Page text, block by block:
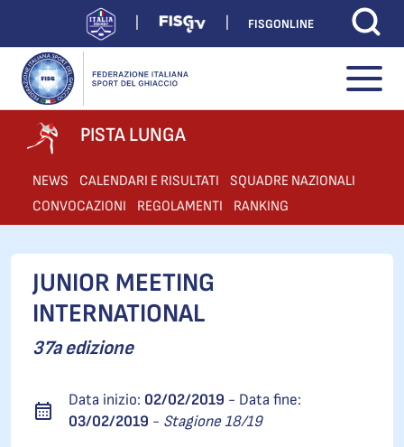
FISGONLINE
PISTA LUNGA
NEWS CALENDARI E RISULTATI
SQUADRE NAZIONALI
CONVOCAZIONI
REGOLAMENTI RANKING
JUNIOR MEETING
INTERNATIONAL
37a edizione
Data inizio: 02/02/2019 - Data fine:
03/02/2019 - Stagione 18/19